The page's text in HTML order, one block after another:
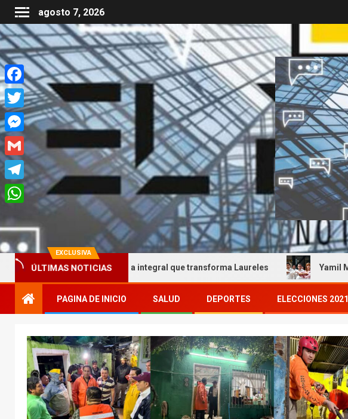
agosto 7, 2026
EXCLUSIVA
ÚLTIMAS NOTICIAS
Melgar entrega obra integral que transforma Laureles Yamil Melgar
PAGINA DE INICIO SALUD DEPORTES ELECCIONES 2021
Facebook
Twitter
Messenger
Gmail
Telegram
WhatsApp